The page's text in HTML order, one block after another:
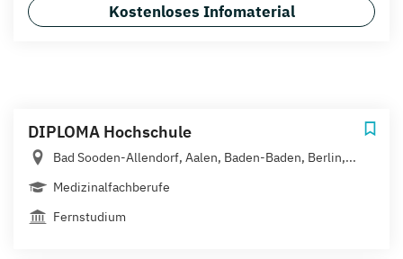
Kostenloses Infomaterial
DIPLOMA Hochschule
Bad Sooden-Allendorf, Aalen, Baden-Baden, Berlin,...
Medizinalfachberufe
Fernstudium